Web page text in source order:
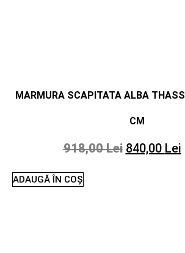
MARMURA SCAPITATA ALBA
CM
918,00Lei 840,00 Lei
ADAUGĂ ÎN COȘ